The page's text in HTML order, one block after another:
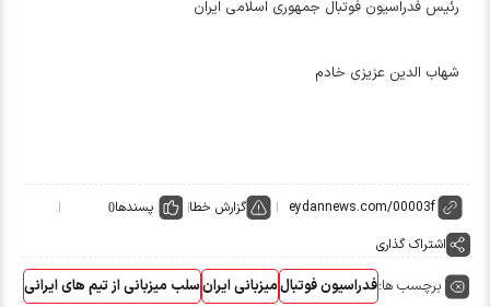
رئیس فدراسیون فوتبال جمهوری اسلامی ایران
شهاب الدین عزیزی خادم
گزارش خطا پسندها0
اشتراک گذاری
برچسب ها:فدراسیون فوتبالمیزبانی ایرانسلب میزبانی از تیم های ایرانی